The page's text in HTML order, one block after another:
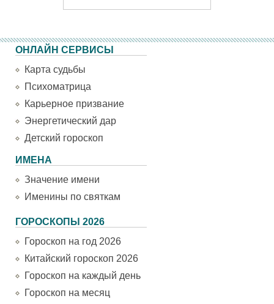
ОНЛАЙН СЕРВИСЫ
Карта судьбы
Психоматрица
Карьерное призвание
Энергетический дар
Детский гороскоп
ИМЕНА
Значение имени
Именины по святкам
ГОРОСКОПЫ 2026
Гороскоп на год 2026
Китайский гороскоп 2026
Гороскоп на каждый день
Гороскоп на месяц